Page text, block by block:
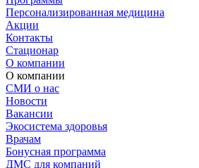
Персонализированная медицина
Акции
Контакты
Стационар
О компании
О компании
СМИ о нас
Новости
Вакансии
Экосистема здоровья
Врачам
Бонусная программа
ДМС для компаний